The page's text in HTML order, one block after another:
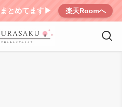
とめてます▶︎ 楽天Roomへ